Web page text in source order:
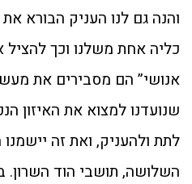
והנה גם לנו העניק הבורא
כליה אחת משלנו וכך להציל
אנושי” הם מסבירים את
שנועדנו למצוא את האיזון
לתת ולהעניק, ואת זה
השלושה, תושבי הוד השרון.